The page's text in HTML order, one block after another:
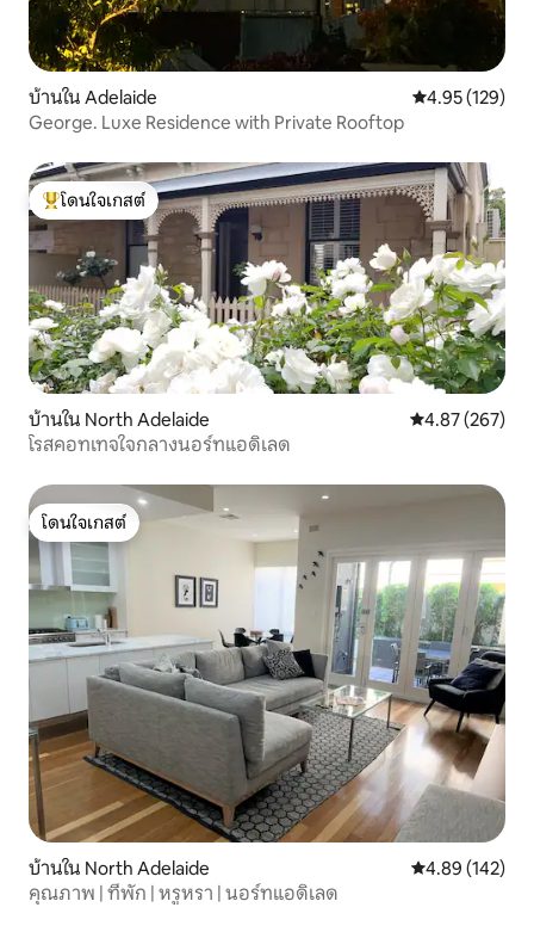
บ้านใน Adelaide คะแนนเฉลี่ย
4.95 (129)
George. Luxe Residence with Private Rooftop
โดนใจเกสต์ที่สุด
โดนใจเกสต์
บ้านใน North Adelaide คะแนนเฉลี่ย
4.87 (267)
โรสคอทเทจใจกลางนอร์ทแอดิเลด
โดนใจเกสต์
โดนใจเกสต์
บ้านใน North Adelaide คะแนนเฉลี่ย
4.89 (142)
คุณภาพ | ที่พัก | หรูหรา | นอร์ทแอดิเลด